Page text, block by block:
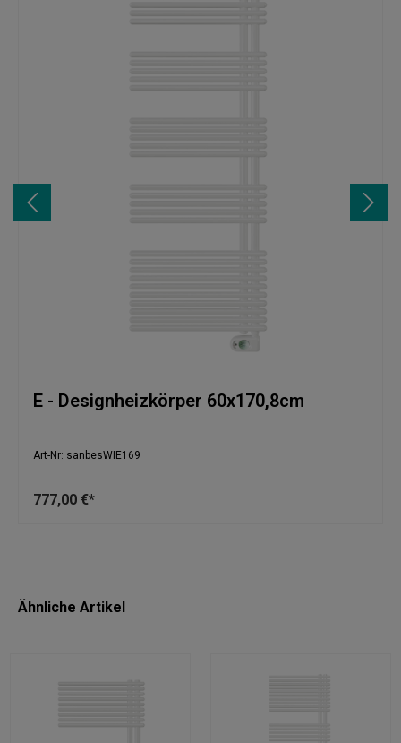
E - Designheizkörper 60x170,8cm
Art-Nr: sanbesWIE169
777,00 €*
Ähnliche Artikel